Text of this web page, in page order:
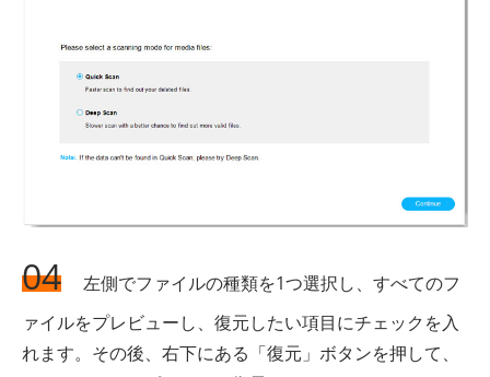
04
左側でファイルの種類を1つ選択し、すべてのフ
ァイルをプレビューし、復元したい項目にチェックを入
れます。その後、右下にある「復元」ボタンを押して、